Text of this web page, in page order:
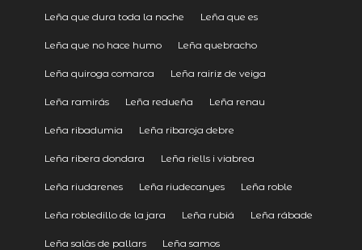
Leña que dura toda la noche Leña que es
Leña que no hace humo Leña quebracho
Leña quiroga comarca Leña rairiz de veiga
Leña ramirás Leña redueña Leña renau
Leña ribadumia Leña ribaroja debre
Leña ribera dondara Leña riells i viabrea
Leña riudarenes Leña riudecanyes Leña roble
Leña robledillo de la jara Leña rubiá Leña rábade
Leña salàs de pallars Leña samos